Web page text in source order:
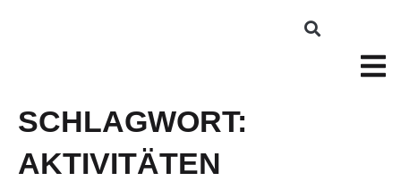
SCHLAGWORT:
AKTIVITÄTEN